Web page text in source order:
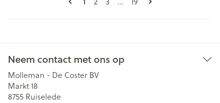
Neem contact met ons op
Molleman - De Coster BV
Markt 18
8755 Ruiselede